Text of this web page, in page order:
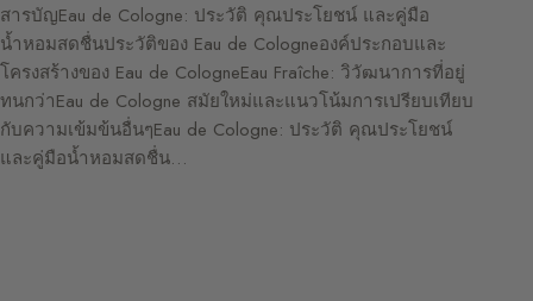
สารบัญEau de Cologne: ประวัติ คุณประโยชน์ และคู่มือ
น้ำหอมสดชื่นประวัติของ Eau de Cologneองค์ประกอบและ
โครงสร้างของ Eau de CologneEau Fraîche: วิวัฒนาการที่อยู่
ทนกว่าEau de Cologne สมัยใหม่และแนวโน้มการเปรียบเทียบ
กับความเข้มข้นอื่นๆEau de Cologne: ประวัติ คุณประโยชน์
และคู่มือน้ำหอมสดชื่น…